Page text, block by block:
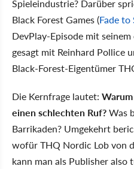
Spieleindustrie? Darüber
Black Forest Games (Fade to
DevPlay-Episode mit
gesagt mit Reinhard Pollice
Black-Forest-Eigentümer
Die Kernfrage lautet:
einen schlechten Ruf?Was
Barrikaden? Umgekehrt
wofür THQ Nordic Lob von
kann man als Publisher also